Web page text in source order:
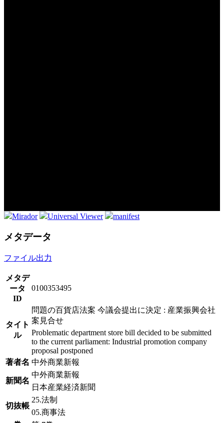
Mirador Universal Viewer manifest
メタデータ
ファイル出力
メタデ
ータ
ID
0100353495
タイト
ル
問題の百貨店法案 今議会提出に決定 : 産業振興会社
案見合せ
Problematic department store bill decided to be submitted
to the current parliament: Industrial promotion company
proposal postponed
著者名 中外商業新報
新聞名
中外商業新報
日本産業経済新聞
切抜帳
25.法制
05.商事法